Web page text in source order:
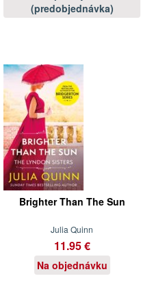
(predobjednávka)
Brighter Than The Sun
Julia Quinn
11.95 €
Na objednávku